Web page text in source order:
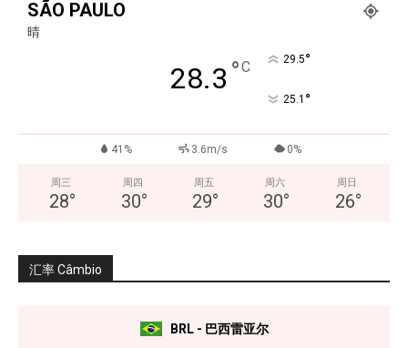
SÃO PAULO
晴
28.3 °C 29.5°
25.1 °
41% 3.6m/s 0%
周三
28°
周四
30°
周五
29°
周六
30°
周日
26°
汇率 Câmbio
BRL - 巴西雷亚尔